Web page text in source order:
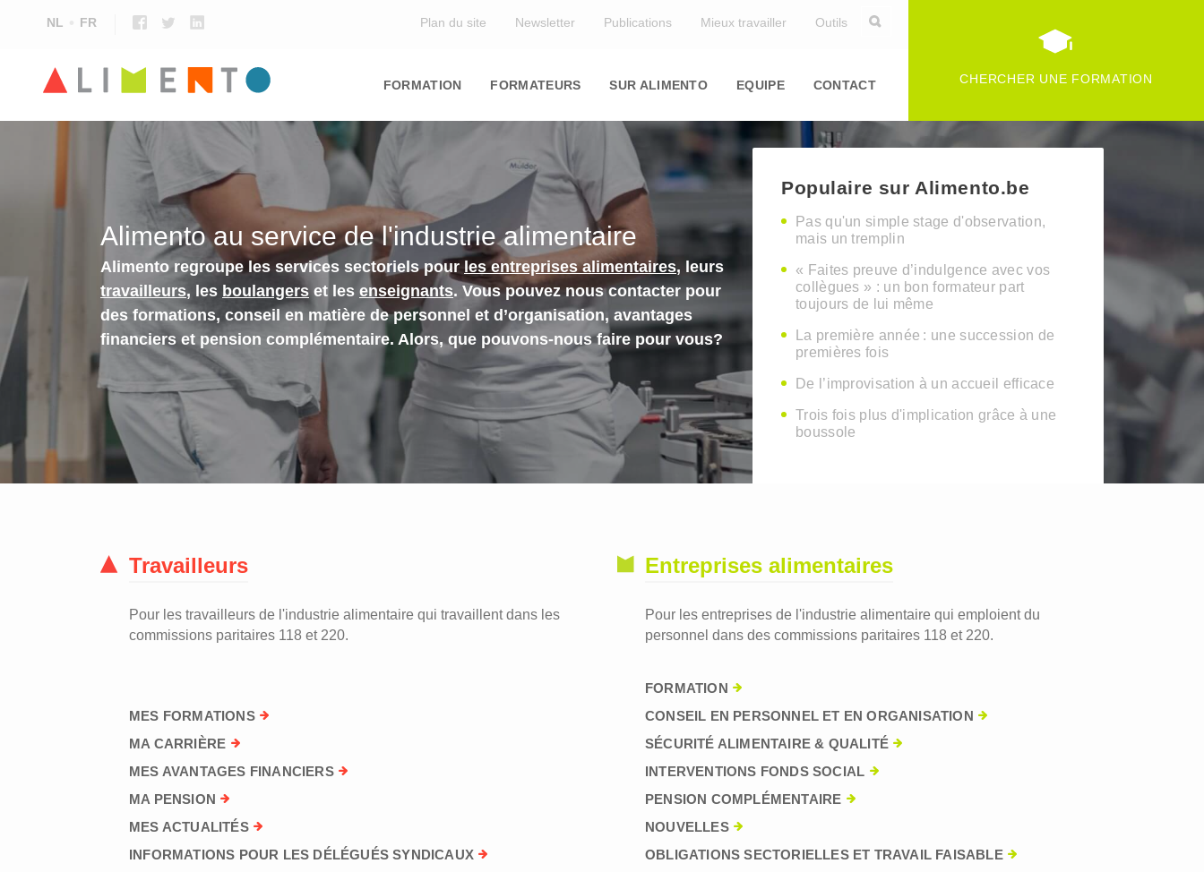
NL FR Plan du site Newsletter Publications Mieux travailler Outils
navigation
FORMATION FORMATEURS SUR ALIMENTO EQUIPE CONTACT CHERCHER UNE FORMATION
Alimento au service de l'industrie alimentaire
Alimento regroupe les services sectoriels pour les entreprises alimentaires, leurs
travailleurs, les boulangers et les enseignants. Vous pouvez nous contacter pour
des formations, conseil en matière de personnel et d’organisation, avantages
financiers et pension complémentaire. Alors, que pouvons-nous faire pour vous?
Populaire sur Alimento.be
Pas qu'un simple stage d'observation,
mais un tremplin
« Faites preuve d’indulgence avec vos
collègues » : un bon formateur part
toujours de lui même
La première année : une succession de
premières fois
De l’improvisation à un accueil efficace
Trois fois plus d'implication grâce à une
boussole
Travailleurs
Pour les travailleurs de l'industrie alimentaire qui travaillent dans les
commissions paritaires 118 et 220.
MES FORMATIONS
MA CARRIÈRE
MES AVANTAGES FINANCIERS
MA PENSION
MES ACTUALITÉS
INFORMATIONS POUR LES DÉLÉGUÉS SYNDICAUX
Entreprises alimentaires
Pour les entreprises de l'industrie alimentaire qui emploient du
personnel dans des commissions paritaires 118 et 220.
FORMATION
CONSEIL EN PERSONNEL ET EN ORGANISATION
SÉCURITÉ ALIMENTAIRE & QUALITÉ
INTERVENTIONS FONDS SOCIAL
PENSION COMPLÉMENTAIRE
NOUVELLES
OBLIGATIONS SECTORIELLES ET TRAVAIL FAISABLE